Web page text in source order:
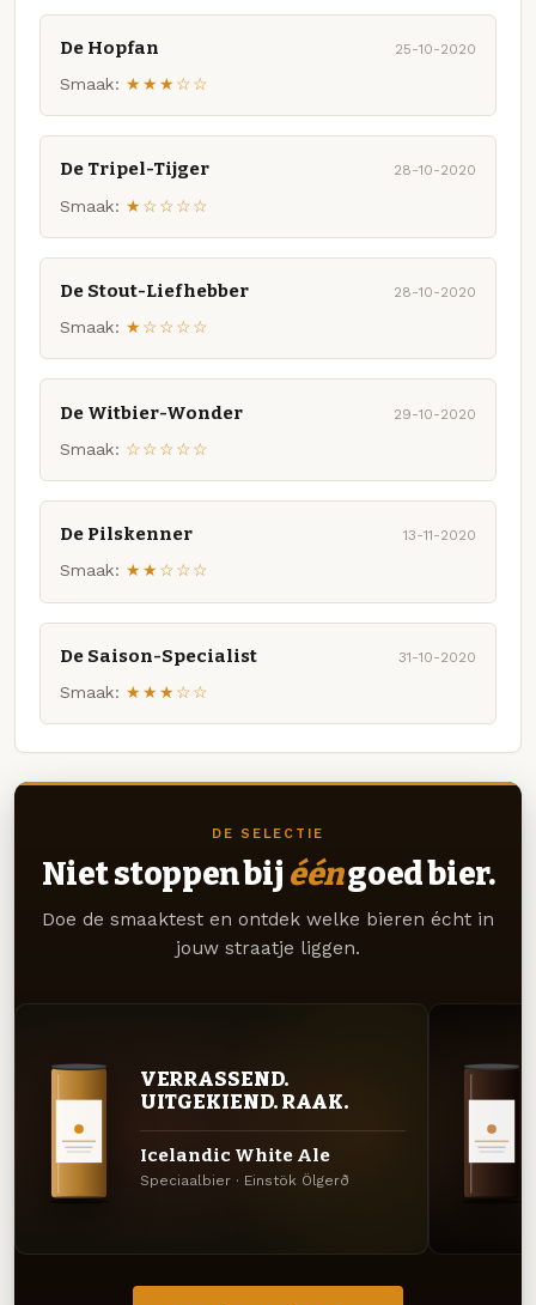
De Hopfan 25-10-2020
Smaak: ★★★☆☆
De Tripel-Tijger 28-10-2020
Smaak: ★☆☆☆☆
De Stout-Liefhebber 28-10-2020
Smaak: ★☆☆☆☆
De Witbier-Wonder 29-10-2020
Smaak: ☆☆☆☆☆
De Pilskenner 13-11-2020
Smaak: ★★☆☆☆
De Saison-Specialist 31-10-2020
Smaak: ★★★☆☆
DE SELECTIE
Niet stoppen bij ééngoed bier.
Doe de smaaktest en ontdek welke bieren écht in
jouw straatje liggen.
VERRASSEND.
UITGEKIEND. RAAK.
Icelandic White Ale
Speciaalbier · Einstök Ölgerð